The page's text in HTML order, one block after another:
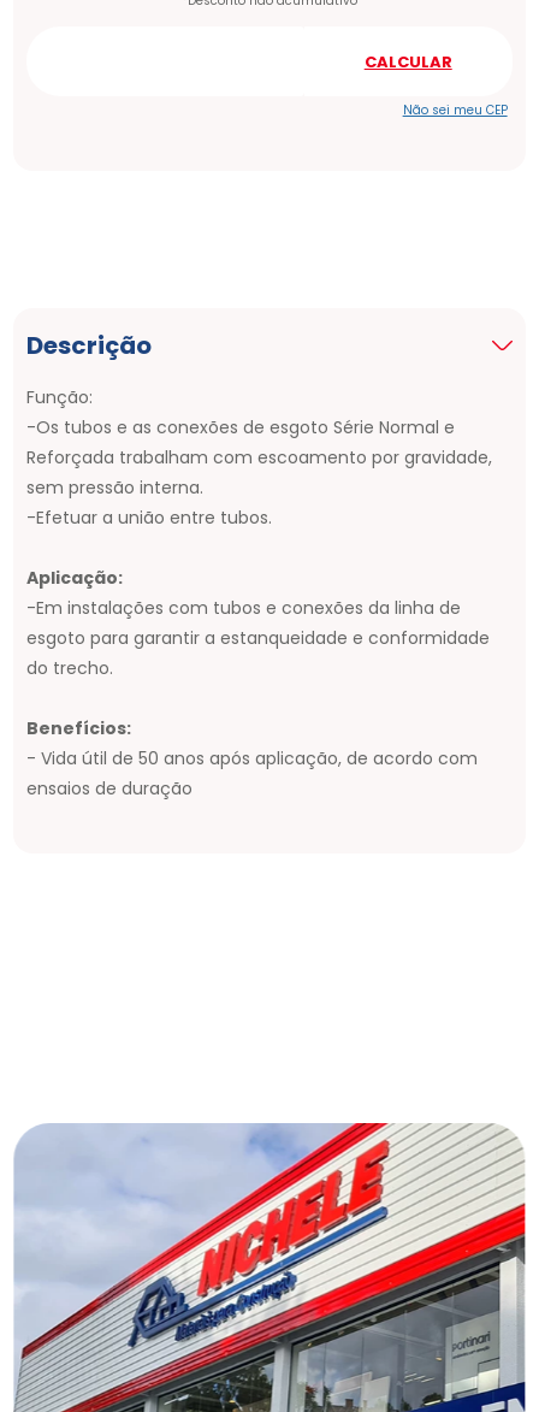
Não sei meu CEP
Descrição
Função:
-Os tubos e as conexões de esgoto Série Normal e
Reforçada trabalham com escoamento por gravidade,
sem pressão interna.
-Efetuar a união entre tubos.
Aplicação:
-Em instalações com tubos e conexões da linha de
esgoto para garantir a estanqueidade e conformidade
do trecho.
Benefícios:
- Vida útil de 50 anos após aplicação, de acordo com
ensaios de duração